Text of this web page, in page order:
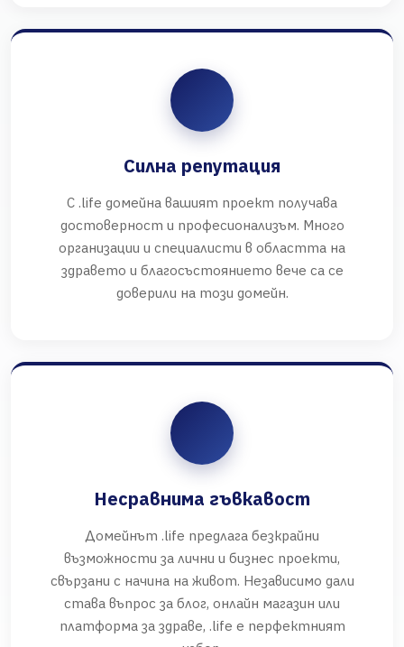
Силна репутация
С .life домейна вашият проект получава
достоверност и професионализъм. Много
организации и специалисти в областта на
здравето и благосъстоянието вече са се
доверили на този домейн.
Несравнима гъвкавост
Домейнът .life предлага безкрайни
възможности за лични и бизнес проекти,
свързани с начина на живот. Независимо дали
става въпрос за блог, онлайн магазин или
платформа за здраве, .life е перфектният